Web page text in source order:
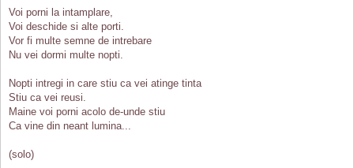
Voi porni la intamplare,
Voi deschide si alte porti.
Vor fi multe semne de intrebare
Nu vei dormi multe nopti.
Nopti intregi in care stiu ca vei atinge tinta
Stiu ca vei reusi.
Maine voi porni acolo de-unde stiu
Ca vine din neant lumina...
(solo)